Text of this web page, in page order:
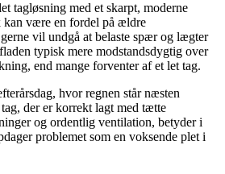
tagløsning med et skarpt, moderne
være en fordel på ældre
vil undgå at belaste spær og lægter
typisk mere modstandsdygtig over
end mange forventer af et let tag.
hvor regnen står næsten
der er korrekt lagt med tætte
og ordentlig ventilation, betyder i
problemet som en voksende plet i